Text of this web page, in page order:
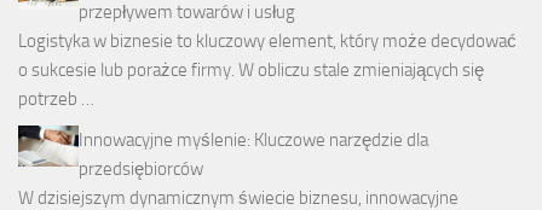
przepływem towarów i usług
Logistyka w biznesie to kluczowy element, który może decydować
o sukcesie lub porażce firmy. W obliczu stale zmieniających się
potrzeb …
Innowacyjne myślenie: Kluczowe narzędzie dla
przedsiębiorców
W dzisiejszym dynamicznym świecie biznesu, innowacyjne